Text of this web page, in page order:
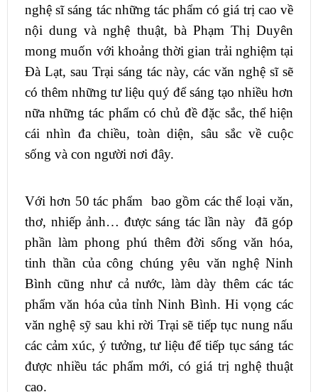
nghệ sĩ sáng tác những tác phẩm có giá trị cao về
nội dung và nghệ thuật, bà Phạm Thị Duyên
mong muốn với khoảng thời gian trải nghiệm tại
Đà Lạt, sau Trại sáng tác này, các văn nghệ sĩ sẽ
có thêm những tư liệu quý để sáng tạo nhiều hơn
nữa những tác phẩm có chủ đề đặc sắc, thể hiện
cái nhìn đa chiều, toàn diện, sâu sắc về cuộc
sống và con người nơi đây.
Với hơn 50 tác phẩm bao gồm các thể loại văn,
thơ, nhiếp ảnh… được sáng tác lần này đã góp
phần làm phong phú thêm đời sống văn hóa,
tinh thần của công chúng yêu văn nghệ Ninh
Bình cũng như cả nước, làm dày thêm các tác
phẩm văn hóa của tỉnh Ninh Bình. Hi vọng các
văn nghệ sỹ sau khi rời Trại sẽ tiếp tục nung nấu
các cảm xúc, ý tưởng, tư liệu để tiếp tục sáng tác
được nhiều tác phẩm mới, có giá trị nghệ thuật
cao.